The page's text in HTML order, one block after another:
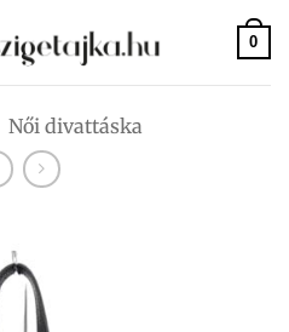
0
Női divattáska